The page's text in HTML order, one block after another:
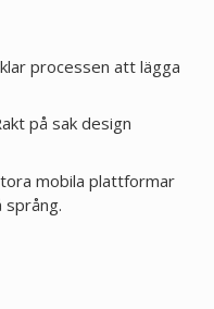
processen att lägga
på sak design
mobila plattformar